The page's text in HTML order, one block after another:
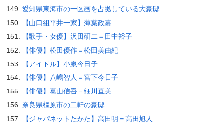
愛知県東海市の一区画を占拠している大豪邸
【山口組平井一家】薄葉政嘉
【歌手・女優】沢田研二＝田中裕子
【俳優】松田優作＝松田美由紀
【アイドル】小泉今日子
【俳優】八嶋智人＝宮下今日子
【俳優】葛山信吾＝細川直美
奈良県橿原市の二軒の豪邸
【ジャパネットたかた】高田明＝高田旭人